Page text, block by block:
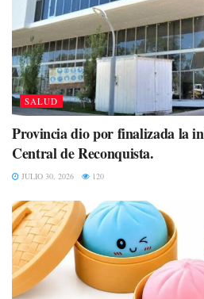
SALUD
Provincia dio por finalizada la
Central de Reconquista.
JULIO 30, 2026 120